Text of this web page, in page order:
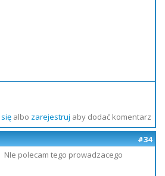
albo zarejestruj aby dodać komentarz
#34
NIe polecam tego prowadzacego